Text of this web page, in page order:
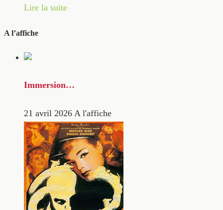
Lire la suite
A l’affiche
Immersion…
21 avril 2026 A l'affiche